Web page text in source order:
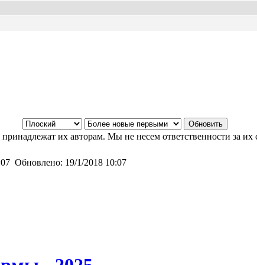
их авторам. Мы не несем ответственности за их
Обновлено: 19/1/2018 10:07